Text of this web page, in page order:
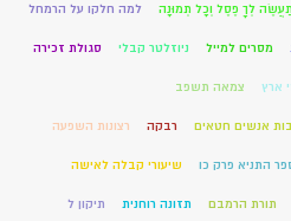
לְךָ פֶסֶל וְכָל תְּמוּנָה למה חלקו על הרמחל
מסרים למייל ניוזלטר קבלי סגולת זכירה
ארץ צמאה תשפב
אנשים חטאים רבקה רצונות השפעה
התניא פרק כו שיעורי קבלה לאישה
תורת הרמבם תזונה רוחנית תיקון ל